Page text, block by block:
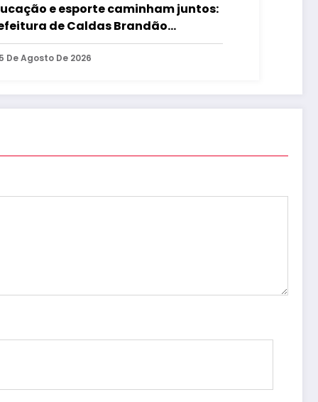
e esporte caminham juntos:
de Caldas Brandão
educação e incentiva a
esportiva na zona rural do
5 De Agosto De 2026